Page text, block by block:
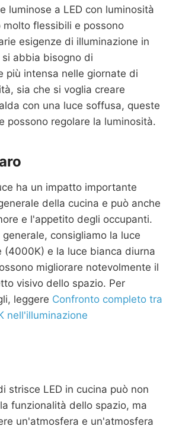
luminose a LED con luminosità
molto flessibili e possono
esigenze di illuminazione in
si abbia bisogno di
più intensa nelle giornate di
sia che si voglia creare
con una luce soffusa, queste
possono regolare la luminosità.
ha un impatto importante
della cucina e può anche
e l'appetito degli occupanti.
consigliamo la luce
(4000K) e la luce bianca diurna
migliorare notevolmente il
visivo dello spazio. Per
leggere Confronto completo tra
nell'illuminazione
strisce LED in cucina può non
funzionalità dello spazio, ma
un'atmosfera e un'atmosfera